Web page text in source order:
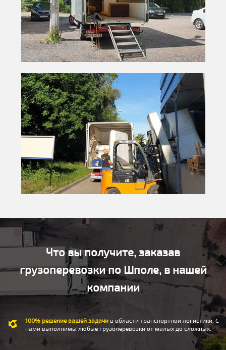
Что вы получите, заказав
грузоперевозки по Шполе, в нашей
компании
100% решение вашей задачи в области транспортной логистики. С
нами выполнимы любые грузоперевозки от малых до сложных.